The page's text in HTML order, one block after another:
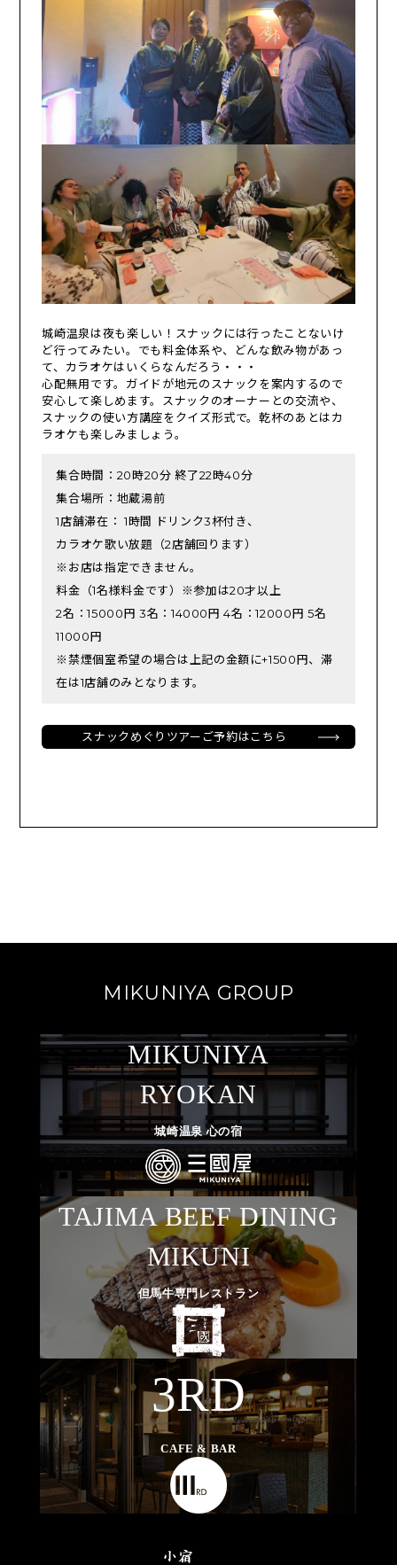
城崎温泉は夜も楽しい！スナックには行ったことないけ
ど行ってみたい。でも料金体系や、どんな飲み物があっ
て、カラオケはいくらなんだろう・・・
心配無用です。ガイドが地元のスナックを案内するので
安心して楽しめます。スナックのオーナーとの交流や、
スナックの使い方講座をクイズ形式で。乾杯のあとはカ
ラオケも楽しみましょう。
集合時間：20時20分 終了22時40分
集合場所：地蔵湯前
1店舗滞在： 1時間 ドリンク3杯付き、
カラオケ歌い放題（2店舗回ります）
※お店は指定できません。
料金（1名様料金です）※参加は20才以上
2名：15000円 3名：14000円 4名：12000円 5名
11000円
※禁煙個室希望の場合は上記の金額に+1500円、滞
在は1店舗のみとなります。
スナックめぐりツアーご予約はこちら
MIKUNIYA GROUP
MIKUNIYA
RYOKAN
城崎温泉 心の宿
TAJIMA BEEF DINING
MIKUNI
但馬牛専門レストラン
3RD
CAFE & BAR